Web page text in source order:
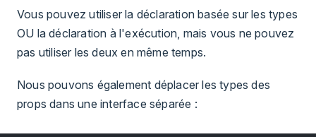
Vous pouvez utiliser la déclaration basée sur les types
OU la déclaration à l'exécution, mais vous ne pouvez
pas utiliser les deux en même temps.
Nous pouvons également déplacer les types des
props dans une interface séparée :